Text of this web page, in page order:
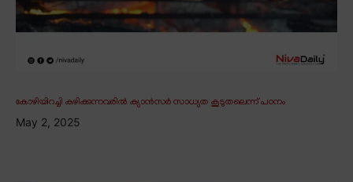
കോഴിയിറച്ചി കഴിക്കുന്നവരിൽ ക്യാൻസർ സാധ്യത കൂടുതലെന്ന് പഠനം
May 2, 2025